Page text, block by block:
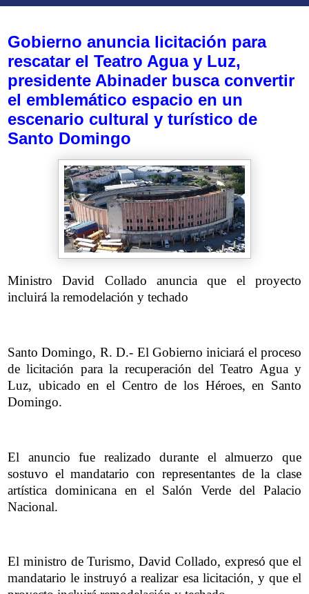
Gobierno anuncia licitación para
rescatar el Teatro Agua y Luz,
presidente Abinader busca convertir
el emblemático espacio en un
escenario cultural y turístico de
Santo Domingo
Ministro David Collado anuncia que el proyecto
incluirá la remodelación y techado
Santo Domingo, R. D.- El Gobierno iniciará el proceso
de licitación para la recuperación del Teatro Agua y
Luz, ubicado en el Centro de los Héroes, en Santo
Domingo.
El anuncio fue realizado durante el almuerzo que
sostuvo el mandatario con representantes de la clase
artística dominicana en el Salón Verde del Palacio
Nacional.
El ministro de Turismo, David Collado, expresó que el
mandatario le instruyó a realizar esa licitación, y que el